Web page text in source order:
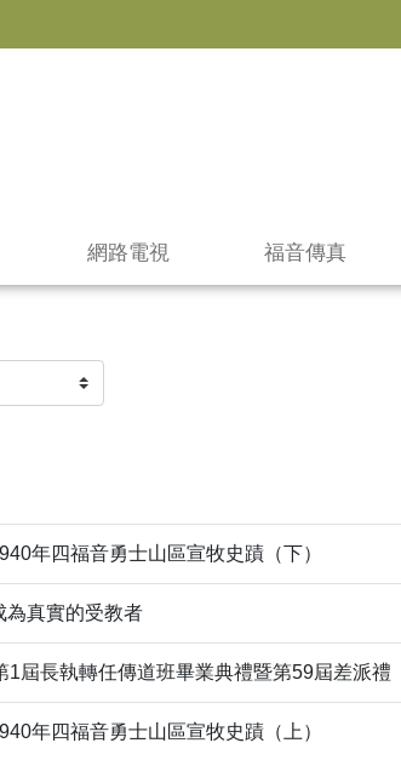
網路電視 福音傳真
年四福音勇士山區宣牧史蹟（下）
為真實的受教者
1屆長執轉任傳道班畢業典禮暨第59屆差派禮
年四福音勇士山區宣牧史蹟（上）